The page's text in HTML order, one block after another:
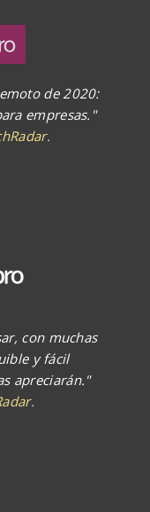
de 2020:
empresas."
con muchas
y fácil
apreciarán."